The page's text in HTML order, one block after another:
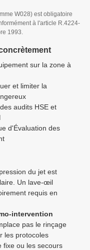
W028) est obligatoire
à l'article R.4224-
1993.
sur la zone à
et limiter la
audits HSE et
d'Évaluation des
du jet est
Un lave-œil
requis en
intervention
pas le rinçage
les protocoles
fixe ou les secours